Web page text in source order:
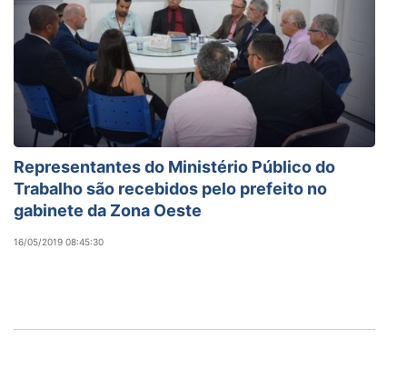
Representantes do Ministério Público do
Trabalho são recebidos pelo prefeito no
gabinete da Zona Oeste
16/05/2019 08:45:30